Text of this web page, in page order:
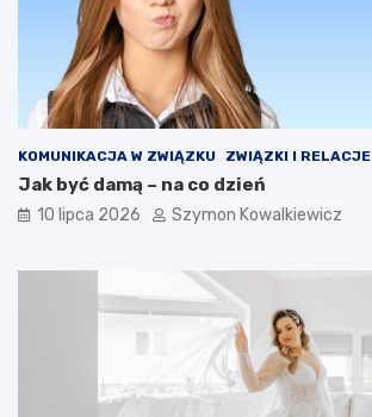
KOMUNIKACJA W ZWIĄZKU ZWIĄZKI I RELACJE
Jak być damą – na co dzień
10 lipca 2026 Szymon Kowalkiewicz